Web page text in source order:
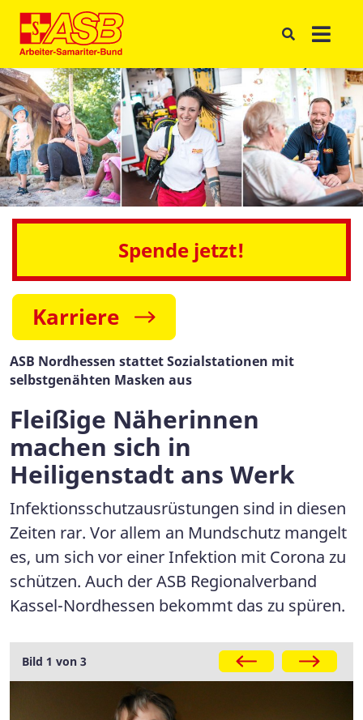
Spende jetzt!
Karriere
ASB Nordhessen stattet Sozialstationen mit
selbstgenähten Masken aus
Fleißige Näherinnen
machen sich in
Heiligenstadt ans Werk
Infektionsschutzausrüstungen sind in diesen
Zeiten rar. Vor allem an Mundschutz mangelt
es, um sich vor einer Infektion mit Corona zu
schützen. Auch der ASB Regionalverband
Kassel-Nordhessen bekommt das zu spüren.
Bild 1 von 3